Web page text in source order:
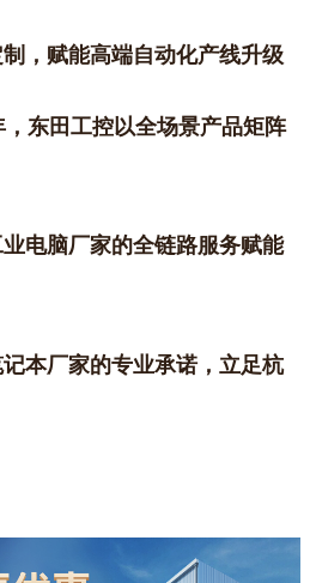
，赋能高端自动化产线升级
东田工控以全场景产品矩阵
电脑厂家的全链路服务赋能
本厂家的专业承诺，立足杭